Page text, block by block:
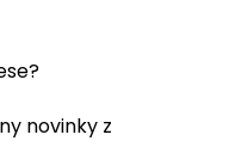
novinky z